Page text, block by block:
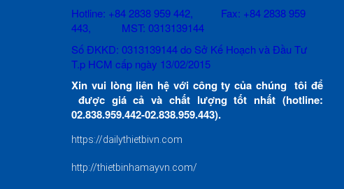
Hotline: +84 2838 959 442, Fax: +84 2838 959
443, MST: 0313139144
Số ĐKKD: 0313139144 do Sở Kế Hoạch và Đầu Tư
T.p HCM cấp ngày 13/02/2015
Xin vui lòng liên hệ với công ty của chúng tôi để
được giá cả và chất lượng tốt nhất (hotline:
02.838.959.442-02.838.959.443).
https://dailythietbivn.com
http://thietbinhamayvn.com/